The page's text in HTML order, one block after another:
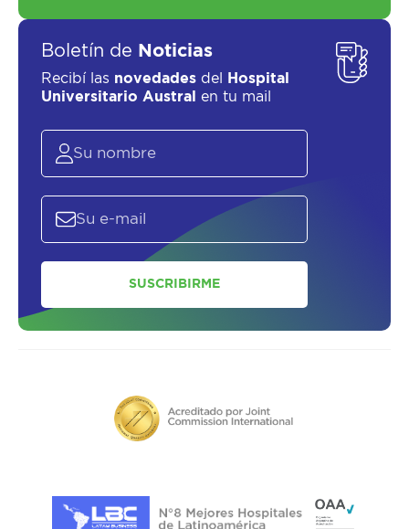
Boletín de Noticias
Recibí las novedades del
Hospital
Universitario Austral
en tu mail
SUSCRIBIRME